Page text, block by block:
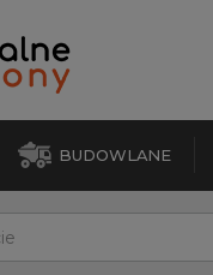
BUDOWLANE